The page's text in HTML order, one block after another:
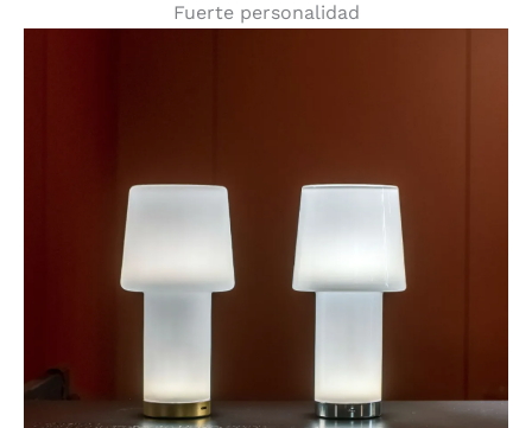
Fuerte personalidad